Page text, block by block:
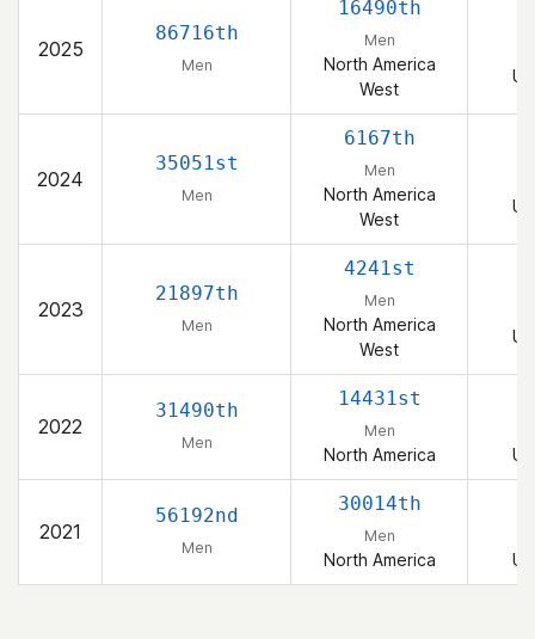
2025
86716th
Men
16490th
Men
North America
West
2024
35051st
Men
6167th
Men
North America
West
2023
21897th
Men
4241st
Men
North America
West
2022
31490th
Men
14431st
Men
North America
2021
56192nd
Men
30014th
Men
North America